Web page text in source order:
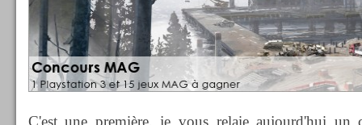
C'est une première, je vous relaie aujourd'hui un